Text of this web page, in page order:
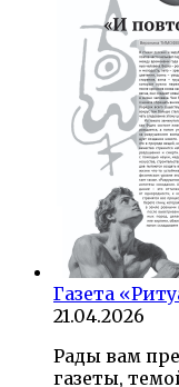
Газета
21.04.2026
Рады вам
газеты,